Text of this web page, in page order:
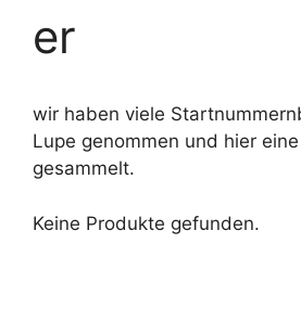
er
wir haben viele
Lupe genommen und hier
gesammelt.
Keine Produkte gefunden.